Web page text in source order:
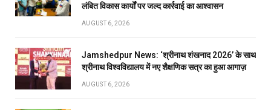
लंबित विकास कार्यों पर जल्द कार्रवाई का आश्वासन
AUGUST 6, 2026
Jamshedpur News: ‘श्रीनाथ शंखनाद 2026’ के साथ
श्रीनाथ विश्वविद्यालय में नए शैक्षणिक सत्र का हुआ आगाज़
AUGUST 6, 2026